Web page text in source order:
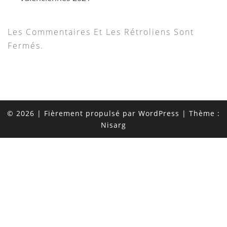
Les Commentaires Et Les Rétroliens Sont
Fermés.
© 2026 | Fièrement propulsé par WordPress | Thème :
Nisarg